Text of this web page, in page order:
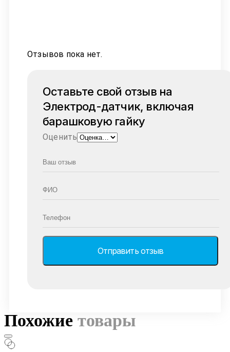
Отзывов пока нет.
Оставьте свой отзыв на
Электрод-датчик, включая
барашковую гайку
Оценить
Похожие товары